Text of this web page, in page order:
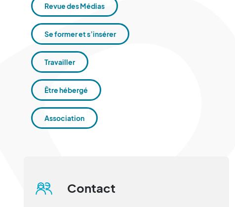
Revue des Médias
Se former et s’insérer
Travailler
Être hébergé
Association
Contact